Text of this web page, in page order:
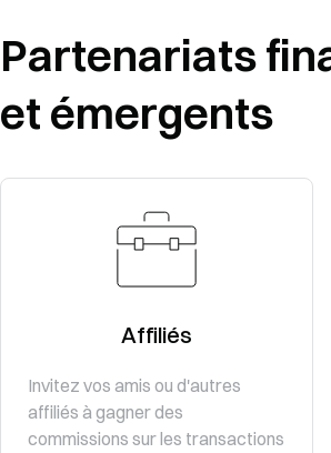
Partenariats
et émergents
Affiliés
Invitez vos amis ou d'autres
affiliés à gagner des
commissions sur les transactions